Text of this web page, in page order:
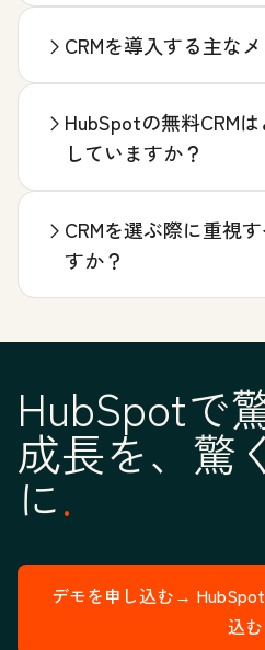
CRMを導入する主な
HubSpotの無料CRM
していますか？
CRMを選ぶ際に重視
すか？
HubSpotで
成長を、驚
に
デモを申し込む→
込む